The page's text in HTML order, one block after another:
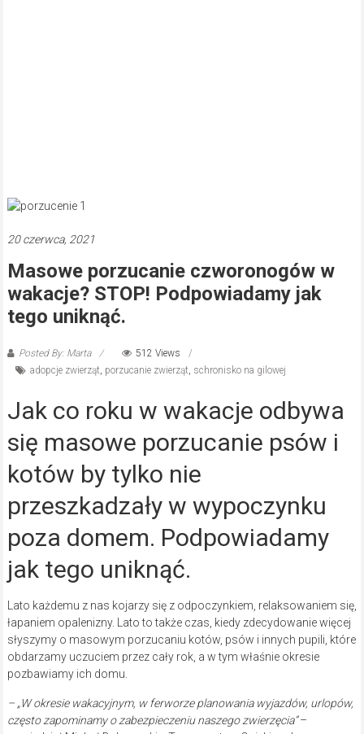
20 czerwca, 2021
Masowe porzucanie czworonogów w
wakacje? STOP! Podpowiadamy jak
tego uniknąć.
Posted By: Marta
512 Views
adopcje zwierząt, porzucanie zwierząt, schronisko na gilowej
Jak co roku w wakacje odbywa
się masowe porzucanie psów i
kotów by tylko nie
przeszkadzały w wypoczynku
poza domem. Podpowiadamy
jak tego uniknąć.
Lato każdemu z nas kojarzy się z odpoczynkiem, relaksowaniem się,
łapaniem opalenizny. Lato to także czas, kiedy zdecydowanie więcej
słyszymy o masowym porzucaniu kotów, psów i innych pupili, które
obdarzamy uczuciem przez cały rok, a w tym właśnie okresie
pozbawiamy ich domu.
– „W okresie wakacyjnym, w ferworze planowania wyjazdów, urlopów,
często zapominamy o zabezpieczeniu naszego zwierzęcia”–